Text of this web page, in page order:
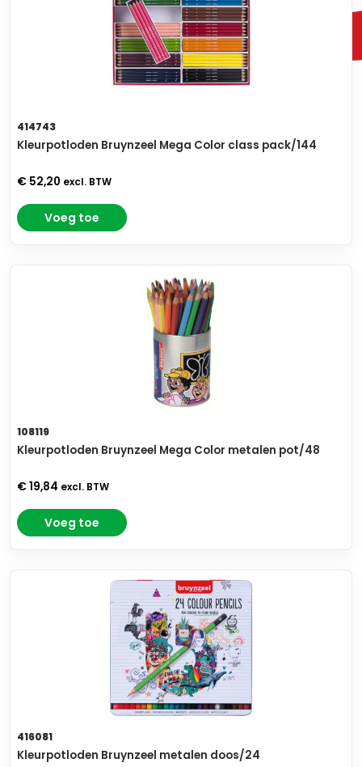
414743
Kleurpotloden Bruynzeel Mega Color class pack/144
€ 52,20 excl. BTW
Voeg toe
108119
Kleurpotloden Bruynzeel Mega Color metalen pot/48
€ 19,84 excl. BTW
Voeg toe
416081
Kleurpotloden Bruynzeel metalen doos/24